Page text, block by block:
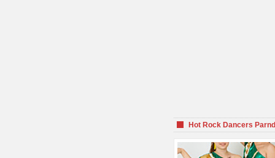
Hot Rock Dancers